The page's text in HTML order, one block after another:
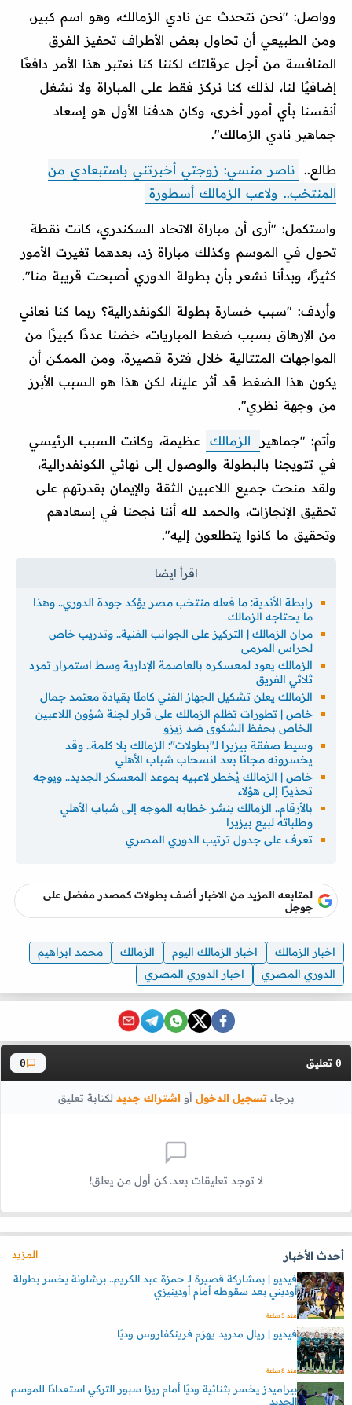
وواصل: "نحن نتحدث عن نادي الزمالك، وهو اسم كبير،
ومن الطبيعي أن تحاول بعض الأطراف تحفيز الفرق
المنافسة من أجل عرقلتك لكننا كنا نعتبر هذا الأمر دافعًا
إضافيًا لنا، لذلك كنا نركز فقط على المباراة ولا نشغل
أنفسنا بأي أمور أخرى، وكان هدفنا الأول هو إسعاد
جماهير نادي الزمالك".
طالع.. ناصر منسي: زوجتي أخبرتني باستبعادي من
المنتخب.. ولاعب الزمالك أسطورة
واستكمل: "أرى أن مباراة الاتحاد السكندري، كانت نقطة
تحول في الموسم وكذلك مباراة زد، بعدهما تغيرت الأمور
كثيرًا، وبدأنا نشعر بأن بطولة الدوري أصبحت قريبة منا".
وأردف: "سبب خسارة بطولة الكونفدرالية؟ ربما كنا نعاني
من الإرهاق بسبب ضغط المباريات، خضنا عددًا كبيرًا من
المواجهات المتتالية خلال فترة قصيرة، ومن الممكن أن
يكون هذا الضغط قد أثر علينا، لكن هذا هو السبب الأبرز
من وجهة نظري".
وأتم: "جماهير الزمالك
عظيمة، وكانت السبب الرئيسي
في تتويجنا بالبطولة والوصول إلى نهائي الكونفدرالية،
ولقد منحت جميع اللاعبين الثقة والإيمان بقدرتهم على
تحقيق الإنجازات، والحمد لله أننا نجحنا في إسعادهم
وتحقيق ما كانوا يتطلعون إليه".
رابطة الأندية: ما فعله منتخب مصر يؤكد جودة الدوري.. وهذا
ما يحتاجه الزمالك
مران الزمالك | التركيز على الجوانب الفنية.. وتدريب خاص
لحراس المرمى
الزمالك يعود لمعسكره بالعاصمة الإدارية وسط استمرار تمرد
ثلاثي الفريق
الزمالك يعلن تشكيل الجهاز الفني كاملًا بقيادة معتمد جمال
خاص | تطورات تظلم الزمالك على قرار لجنة شؤون اللاعبين
الخاص بحفظ الشكوى ضد زيزو
وسيط صفقة بيزيرا لـ"بطولات": الزمالك بلا كلمة.. وقد
يخسرونه مجانًا بعد انسحاب شباب الأهلي
خاص | الزمالك يُخطر لاعبيه بموعد المعسكر الجديد.. ويوجه
تحذيرًا إلى هؤلاء
بالأرقام.. الزمالك ينشر خطابه الموجه إلى شباب الأهلي
وطلباته لبيع بيزيرا
تعرف على جدول ترتيب الدوري المصري
لمتابعه المزيد من الاخبار أضف بطولات كمصدر مفضل على
جوجل
اخبار الزمالك اخبار الزمالك اليوم الزمالك
محمد ابراهيم
الدوري المصري
اخبار الدوري المصري
0 تعليق 0
برجاءتسجيل الدخول أواشتراك جديد لكتابة تعليق
لا توجد تعليقات بعد. كن أول من يعلق!
أحدث الأخبار
المزيد
فيديو | بمشاركة قصيرة لـ حمزة عبد الكريم.. برشلونة يخسر بطولة
أوديني بعد سقوطه أمام أودينيزي
منذ 5 ساعة
فيديو | ريال مدريد يهزم فرينكفاروس وديًا
منذ 8 ساعة
بيراميدز يخسر بثنائية وديًا أمام ريزا سبور التركي استعدادًا للموسم
الجديد